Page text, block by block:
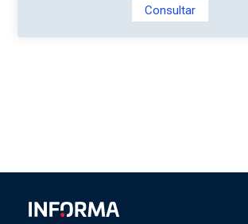
Consultar